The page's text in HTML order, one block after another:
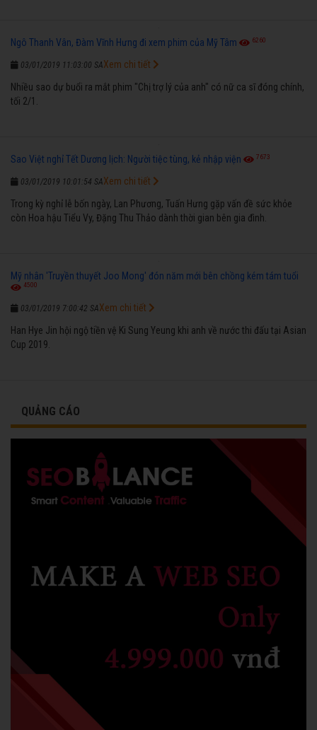
Ngô Thanh Vân, Đàm Vĩnh Hưng đi xem phim của Mỹ Tâm 6260
03/01/2019 11:03:00 SA
Nhiều sao dự buổi ra mắt phim "Chị trợ lý của anh" có nữ ca sĩ đóng chính,
tối 2/1.
Xem chi tiết
Sao Việt nghỉ Tết Dương lịch: Người tiệc tùng, kẻ nhập viện 7673
03/01/2019 10:01:54 SA
Trong kỳ nghỉ lễ bốn ngày, Lan Phương, Tuấn Hưng gặp vấn đề sức khỏe
còn Hoa hậu Tiểu Vy, Đặng Thu Thảo dành thời gian bên gia đình.
Xem chi tiết
Mỹ nhân 'Truyền thuyết Joo Mong' đón năm mới bên chồng kém tám tuổi
4500
03/01/2019 7:00:42 SA
Han Hye Jin hội ngộ tiền vệ Ki Sung Yeung khi anh về nước thi đấu tại Asian
Cup 2019.
Xem chi tiết
QUẢNG CÁO